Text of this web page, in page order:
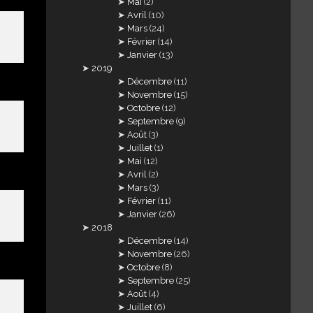
Avril (10)
Mars (24)
Février (14)
Janvier (13)
2019
Décembre (11)
Novembre (15)
Octobre (12)
Septembre (9)
Août (3)
Juillet (1)
Mai (12)
Avril (2)
Mars (3)
Février (11)
Janvier (26)
2018
Décembre (14)
Novembre (26)
Octobre (8)
Septembre (25)
Août (4)
Juillet (6)